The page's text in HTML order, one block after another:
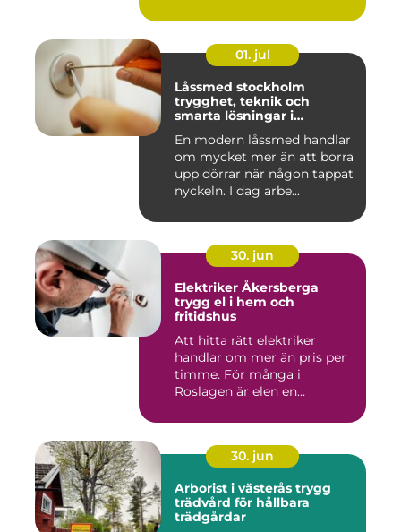
01. jul
Låssmed stockholm
trygghet, teknik och
smarta lösningar i
En modern låssmed handlar
om mycket mer än att borra
upp dörrar när någon tappat
nyckeln. I dag arbe...
30. jun
Elektriker Åkersberga
trygg el i hem och
fritidshus
Att hitta rätt elektriker
handlar om mer än pris per
timme. För många i
Roslagen är elen en
30. jun
Arborist i västerås trygg
trädvård för hållbara
trädgårdar